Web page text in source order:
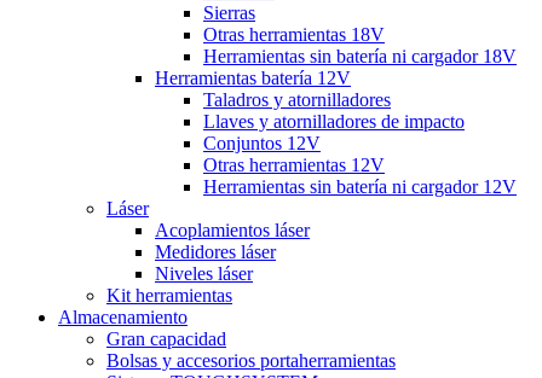
Sierras
Otras herramientas 18V
Herramientas sin batería ni cargador 18V
Herramientas batería 12V
Taladros y atornilladores
Llaves y atornilladores de impacto
Conjuntos 12V
Otras herramientas 12V
Herramientas sin batería ni cargador 12V
Láser
Acoplamientos láser
Medidores láser
Niveles láser
Kit herramientas
Almacenamiento
Gran capacidad
Bolsas y accesorios portaherramientas